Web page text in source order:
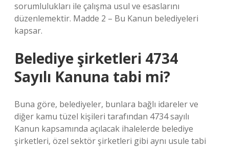
sorumlulukları ile çalışma usul ve esaslarını
düzenlemektir. Madde 2 – Bu Kanun belediyeleri
kapsar.
Belediye şirketleri 4734
Sayılı Kanuna tabi mi?
Buna göre, belediyeler, bunlara bağlı idareler ve
diğer kamu tüzel kişileri tarafından 4734 sayılı
Kanun kapsamında açılacak ihalelerde belediye
şirketleri, özel sektör şirketleri gibi aynı usule tabi